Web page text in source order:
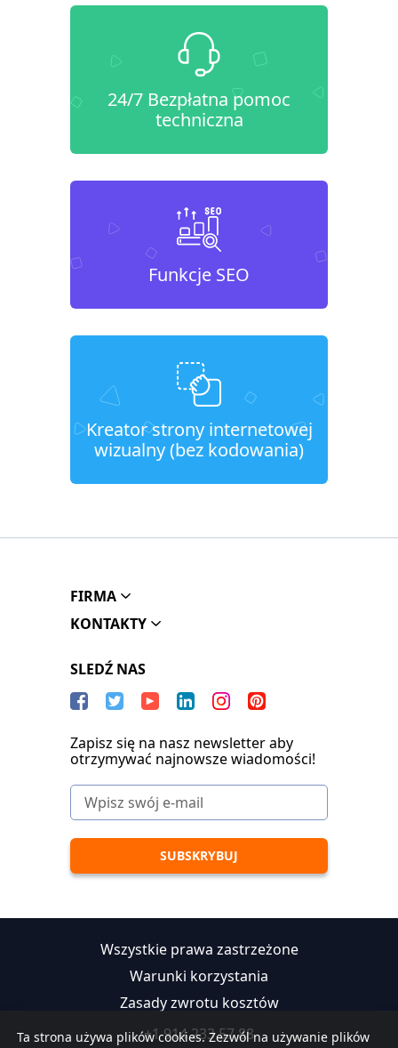
24/7 Bezpłatna pomoc
techniczna
Funkcje SEO
Kreator strony internetowej
wizualny (bez kodowania)
Ta strona używa plików cookies. Zezwól na używanie plików
FIRMA
KONTAKTY
SLEDŹ NAS
Zapisz się na nasz newsletter aby
otrzymywać najnowsze wiadomości!
Wszystkie prawa zastrzeżone
Warunki korzystania
Zasady zwrotu kosztów
+1 914 233 57 88